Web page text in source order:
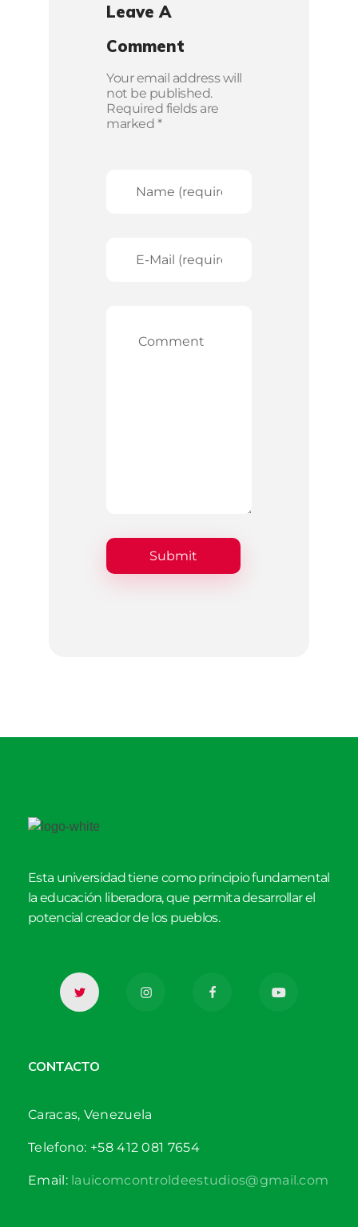
Leave A
Comment
Your email address will
not be published.
Required fields are
marked *
Esta universidad tiene como principio fundamental
la educación liberadora, que permita desarrollar el
potencial creador de los pueblos.
CONTACTO
Caracas, Venezuela
Telefono: +58 412 081 7654
Email:lauicomcontroldeestudios@gmail.com